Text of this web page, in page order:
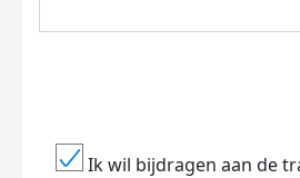
Ik wil bijdragen aan de